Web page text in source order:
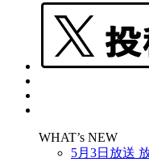
WHAT’s NEW
5月3日放送